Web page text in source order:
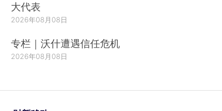
大代表
2026年08月08日
专栏｜沃什遭遇信任危机
2026年08月08日